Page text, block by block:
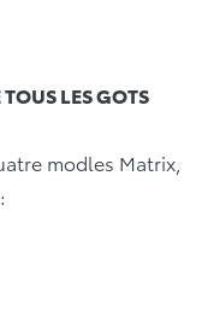
LES GOTS
modles Matrix,